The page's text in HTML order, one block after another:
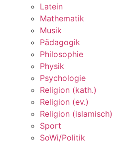
Latein
Mathematik
Musik
Pädagogik
Philosophie
Physik
Psychologie
Religion (kath.)
Religion (ev.)
Religion (islamisch)
Sport
SoWi/Politik